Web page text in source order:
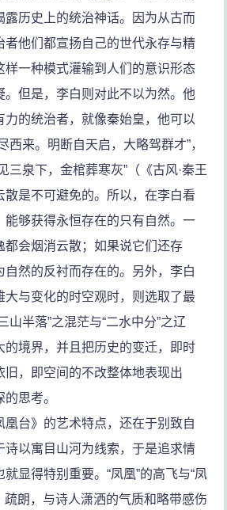
露历史上的统治神话。因为从古而
者他们都宣扬自己的世代永存与精
样一种模式灌输到人们的意识形态
。但是，李白则对此不以为然。他
力的统治者，就像秦始皇，他可以
西来。明断自天启，大略驾群才”，
三泉下，金棺葬寒灰”（《古风·秦王
散是不可避免的。所以，在李白看
能够获得永恒存在的只有自然。一
都会烟消云散；如果说它们还存
自然的反衬而存在的。另外，李白
大与变化的时空观时，则选取了最
山半落”之混茫与“二水中分”之辽
的境界，并且把历史的变迁，即时
旧，即空间的不改整体地表现出
思考。
台》的艺术特点，还在于别致自
诗以寓目山河为线索，于是追求情
显得特别重要。“凤凰”的高飞与“凤
疏朗，与诗人潇洒的气质和略带感伤